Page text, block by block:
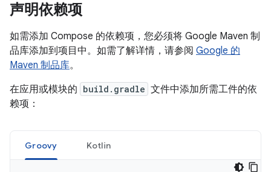
声明依赖项
如需添加 Compose 的依赖项，您必须将 Google Maven 制
品库添加到项目中。如需了解详情，请参阅 Google 的
Maven 制品库。
在应用或模块的 build.gradle 文件中添加所需工件的依
赖项：
Groovy Kotlin